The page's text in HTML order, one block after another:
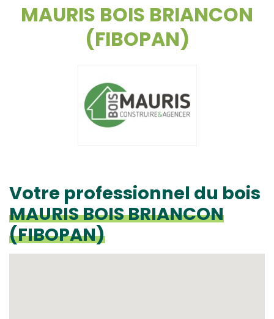
MAURIS BOIS BRIANCON
(FIBOPAN)
Votre professionnel du bois
MAURIS BOIS BRIANCON
(FIBOPAN)